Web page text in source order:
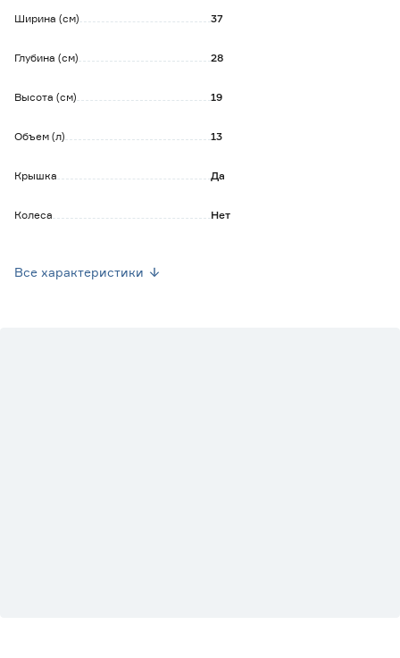
Ширина большого короба позволяет установить на него 2
Ширина (см) 37
Глубина (см) 28
Высота (см) 19
Объем (л) 13
Крышка Да
Колеса Нет
Все характеристики